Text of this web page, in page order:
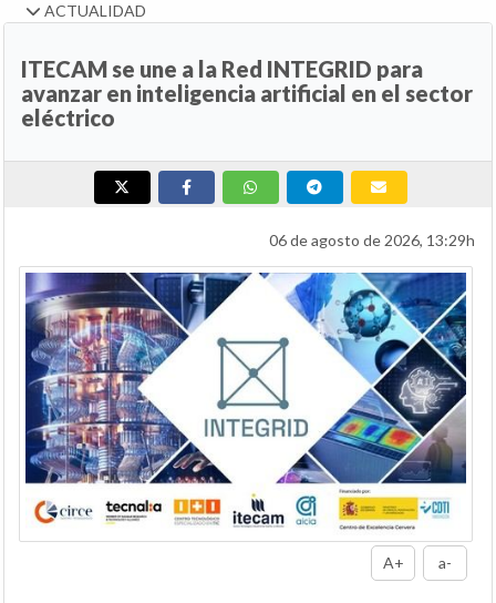
ACTUALIDAD
ITECAM se une a la Red INTEGRID para
avanzar en inteligencia artificial en el sector
eléctrico
06 de agosto de 2026, 13:29h
A+ a-